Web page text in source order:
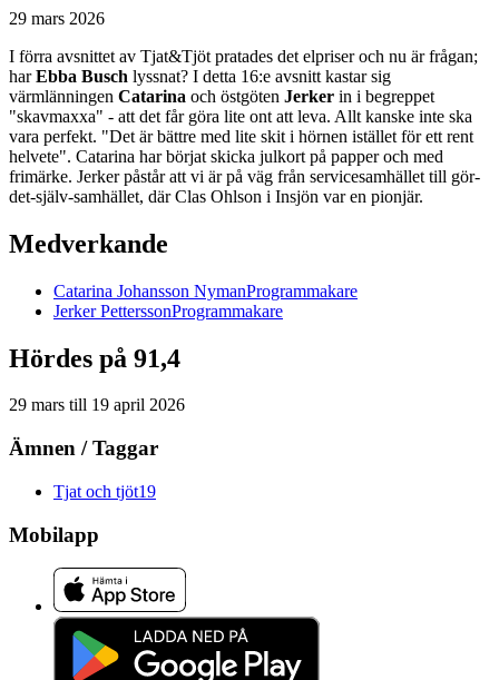
29 mars 2026
I förra avsnittet av Tjat&Tjöt pratades det elpriser och nu är frågan;
harEbba Busch lyssnat? I detta 16:e avsnitt kastar sig
värmlänningen Catarina och östgöten Jerker in i begreppet
"skavmaxxa" - att det får göra lite ont att leva. Allt kanske inte ska
vara perfekt. "Det är bättre med lite skit i hörnen istället för ett rent
helvete". Catarina har börjat skicka julkort på papper och med
frimärke. Jerker påstår att vi är på väg från servicesamhället till gör-
det-själv-samhället, där Clas Ohlson i Insjön var en pionjär.
Medverkande
Catarina Johansson NymanProgrammakare
Jerker PetterssonProgrammakare
Hördes på 91,4
29 mars till 19 april 2026
Ämnen / Taggar
Tjat och tjöt19
Mobilapp